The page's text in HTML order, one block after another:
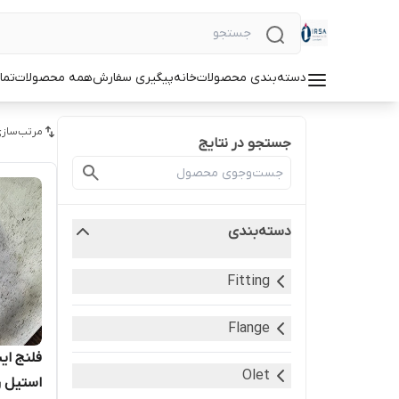
دسته‌بندی محصولاتخانهپیگیری سفارشهمه محصولات
جستجو در نتایج
دسته‌بندی
Fitting
Flange
Olet